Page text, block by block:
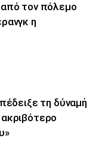
από τον πόλεμο
η
τη δύναμή